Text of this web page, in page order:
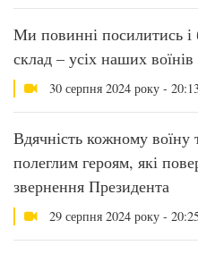
Ми повинні посилитись і
склад – усіх наших
30 серпня 2024 року -
Вдячність кожному воїну
полеглим героям, які
звернення Президента
29 серпня 2024 року -